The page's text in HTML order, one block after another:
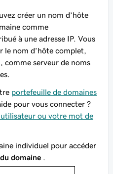
créer un nom d’hôte
comme
à une adresse IP. Vous
le nom d’hôte complet,
, comme serveur de noms
portefeuille de domaines
pour vous connecter ?
ou votre mot de
individuel pour accéder
domaine